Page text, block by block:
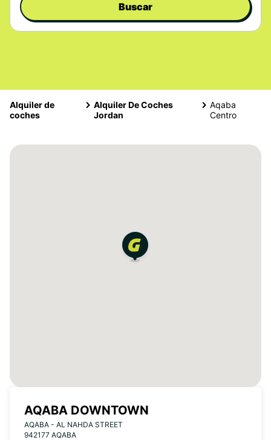
Buscar
Alquiler de
coches
Alquiler De Coches
Jordan
Aqaba
Centro
AQABA DOWNTOWN
AQABA - AL NAHDA STREET
942177 AQABA